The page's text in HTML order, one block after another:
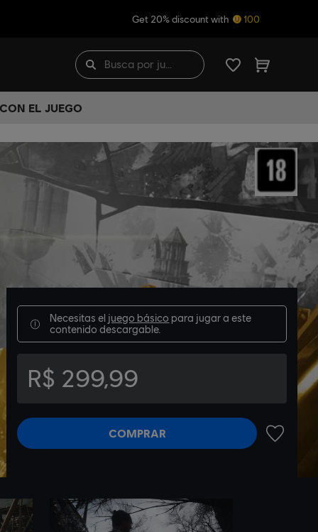
Get 20% discount with 100
EL JUEGO
Necesitas el juego básico para jugar a este
contenido descargable.
R$ 299,99
COMPRAR